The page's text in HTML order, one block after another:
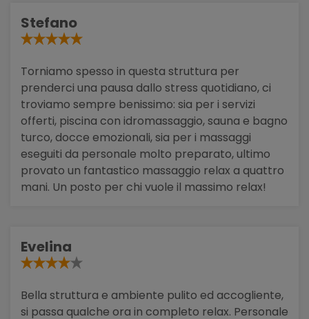
Stefano
Torniamo spesso in questa struttura per
prenderci una pausa dallo stress quotidiano, ci
troviamo sempre benissimo: sia per i servizi
offerti, piscina con idromassaggio, sauna e bagno
turco, docce emozionali, sia per i massaggi
eseguiti da personale molto preparato, ultimo
provato un fantastico massaggio relax a quattro
mani. Un posto per chi vuole il massimo relax!
Evelina
Bella struttura e ambiente pulito ed accogliente,
si passa qualche ora in completo relax. Personale